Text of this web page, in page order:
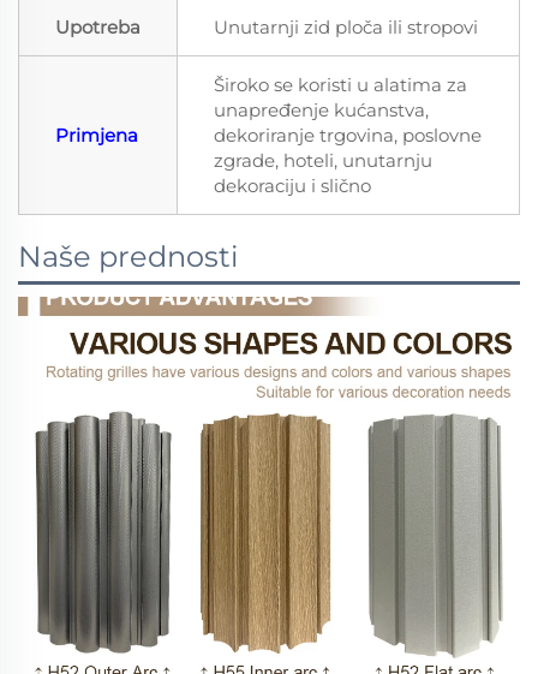
Upotreba Unutarnji zid ploča ili stropovi
Primjena
Široko se koristi u alatima za
unapređenje kućanstva,
dekoriranje trgovina, poslovne
zgrade, hoteli, unutarnju
dekoraciju i slično
Naše prednosti